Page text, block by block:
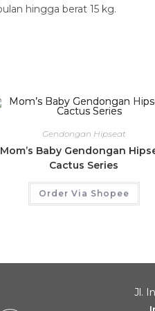
hingga berat 15 kg.
Gendongan Hipseat
Mom’s Baby Gendongan
Cactus Series
Order Via Shopee
Jl.